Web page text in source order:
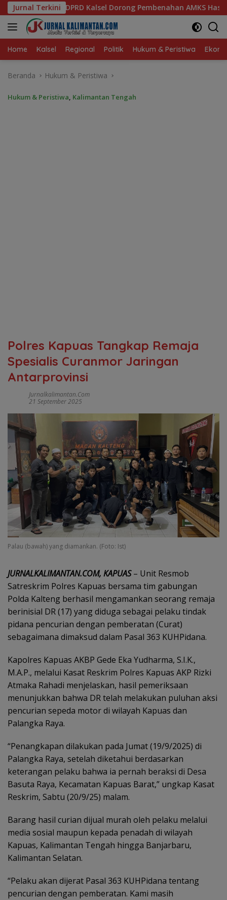
Langsung
ke
konten
Jurnal Terkini
Pembenahan AMKS Hasanuddin Ketua TP PKK
Home Kalsel Regional Politik Hukum & Peristiwa
Beranda Hukum & Peristiwa
Hukum & Peristiwa, Kalimantan Tengah
Polres Kapuas Tangkap Remaja
Spesialis Curanmor Jaringan
Antarprovinsi
Jurnalkalimantan.com
21 September 2025
Palau (bawah) yang diamankan. (Foto: Ist)
JURNALKALIMANTAN.COM, KAPUAS– Unit Resmob
Satreskrim Polres Kapuas bersama tim gabungan
Polda Kalteng berhasil mengamankan seorang remaja
berinisial DR (17) yang diduga sebagai pelaku tindak
pidana pencurian dengan pemberatan (Curat)
sebagaimana dimaksud dalam Pasal 363 KUHPidana.
Kapolres Kapuas AKBP Gede Eka Yudharma, S.I.K.,
M.A.P., melalui Kasat Reskrim Polres Kapuas AKP Rizki
Atmaka Rahadi menjelaskan, hasil pemeriksaan
menunjukkan bahwa DR telah melakukan puluhan aksi
pencurian sepeda motor di wilayah Kapuas dan
Palangka Raya.
“Penangkapan dilakukan pada Jumat (19/9/2025) di
Palangka Raya, setelah diketahui berdasarkan
keterangan pelaku bahwa ia pernah beraksi di Desa
Basuta Raya, Kecamatan Kapuas Barat,” ungkap Kasat
Reskrim, Sabtu (20/9/25) malam.
Barang hasil curian dijual murah oleh pelaku melalui
media sosial maupun kepada penadah di wilayah
Kapuas, Kalimantan Tengah hingga Banjarbaru,
Kalimantan Selatan.
“Pelaku akan dijerat Pasal 363 KUHPidana tentang
pencurian dengan pemberatan. Kami masih